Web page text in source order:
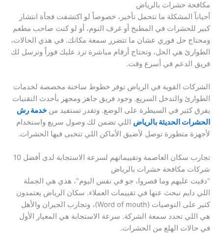
مكافحة حشرات بالرياض
أحياناً المشكلة ما تتحمل تأخير، خصوصاً لو اكتشفت فجأة انتشار
كبير للحشرات في المطبخ أو غرف النوم، أو لو كنت صاحب مطعم
ومحتاج حل فوري عشان ما تتضرر سمعة مكانك. في هذي الحالات،
الطوارئ هي الحل، وتحتاج أرقام مباشرة ترد عليك فوراً وترسل لك
فريق الدعم في أسرع وقت.
الشركات القوية في الرياض توفر خطوط ساخنة مخصصة لخدمات
الطوارئ والتدخل السريع. وجود فريق جاهز ومجهز بأحدث التقنيات
يفرق كثير في السيطرة على الوضع. وتقدر تستفيد من خدمة رش
الحشرات الحديثة بالرياض اللي تضمن لك وصول سريع واستخدام
لأجهزة متطورة توصل لأضيق الأماكن اللي تتخبى فيها الحشرات.
تجارب سكان العاصمة وتقييماتهم لسرعة الاستجابة لدى أفضل 10
شركات مكافحة حشرات بالرياض
“دقيت عليهم وما قصروا، جو في نفس اليوم”، هذي هي الجملة
اللي دايم نبحث عنها في تقييمات العملاء. سكان الرياض يعتمدون
كثير على التوصيات (Word of mouth)، وتجارب الجيران والأهل
هي اللي تحدد سمعة الشركة. سرعة الاستجابة هي المعيار الأول
في حالات الهلع من الحشرات.